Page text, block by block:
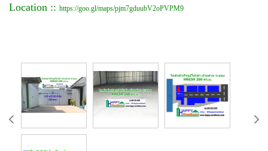
Location :: https://goo.gl/maps/pjm7gduubV2oPVPM9